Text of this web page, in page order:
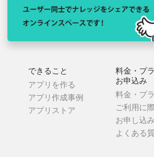
できること
アプリを作る
アプリ作成事例
アプリストア
料金・プ
お申込み
料金・プ
ご利用に
お申し込
よくある